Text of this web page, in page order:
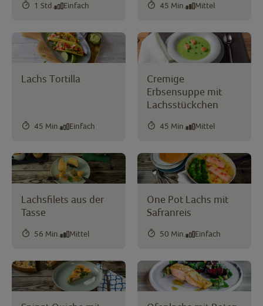
1 Std. Einfach 45 Min. Mittel
Lachs Tortilla
45 Min. Einfach
Cremige
Erbsensuppe mit
Lachsstückchen
45 Min. Mittel
Lachsfilets aus der
Tasse
56 Min. Mittel
One Pot Lachs mit
Safranreis
50 Min. Einfach